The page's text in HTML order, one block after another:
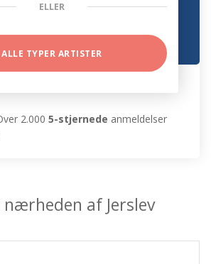
ELLER
ALLE TYPER ARTISTER
2.0005-stjernede anmeldelser
af Jerslev